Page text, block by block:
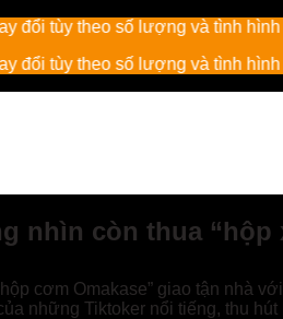
và tình hình thực tế.
và tình hình thực tế.
nhìn còn thua “hộp
cơm Omakase” giao tận nhà
những Tiktoker nổi tiếng, thu